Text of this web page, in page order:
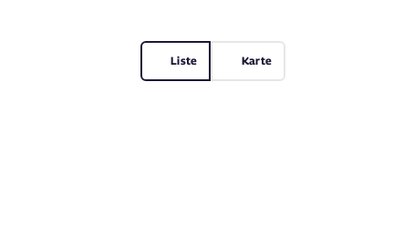
Liste Karte